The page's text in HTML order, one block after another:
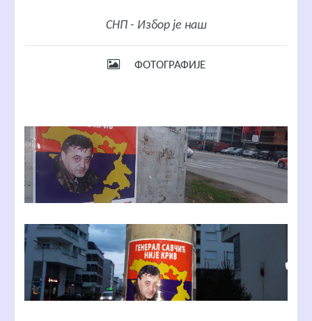
СНП - Избор је наш
ФОТОГРАФИЈЕ